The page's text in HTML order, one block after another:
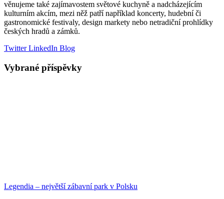
věnujeme také zajímavostem světové kuchyně a nadcházejícím
kulturním akcím, mezi něž patří například koncerty, hudební či
gastronomické festivaly, design markety nebo netradiční prohlídky
českých hradů a zámků.
TwitterLinkedIn Blog
Vybrané příspěvky
Legendia – největší zábavní park v Polsku